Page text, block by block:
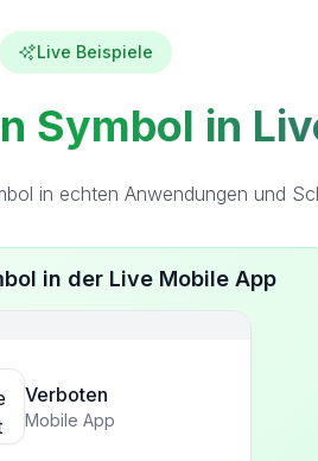
Live Beispiele
Symbol in
in echten Anwendungen und
in der Live Mobile App
Verboten
Mobile App